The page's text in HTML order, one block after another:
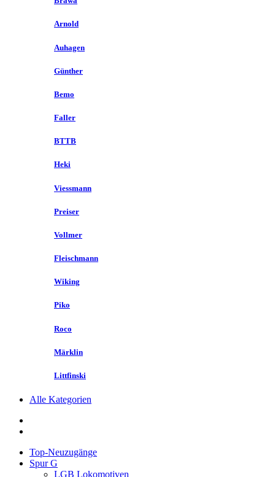
Arnold
Auhagen
Günther
Bemo
Faller
BTTB
Heki
Viessmann
Preiser
Vollmer
Fleischmann
Wiking
Piko
Roco
Märklin
Littfinski
Alle Kategorien
Top-Neuzugänge
Spur G
LGB Lokomotiven